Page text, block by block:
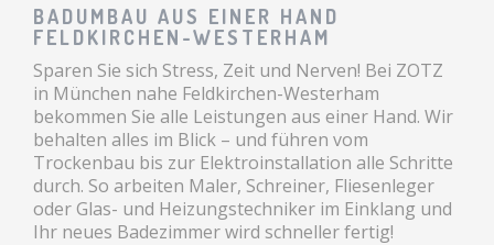
BADUMBAU AUS EINER HAND
FELDKIRCHEN-WESTERHAM
Sparen Sie sich Stress, Zeit und Nerven! Bei ZOTZ
in München nahe Feldkirchen-Westerham
bekommen Sie alle Leistungen aus einer Hand. Wir
behalten alles im Blick – und führen vom
Trockenbau bis zur Elektroinstallation alle Schritte
durch. So arbeiten Maler, Schreiner, Fliesenleger
oder Glas- und Heizungstechniker im Einklang und
Ihr neues Badezimmer wird schneller fertig!